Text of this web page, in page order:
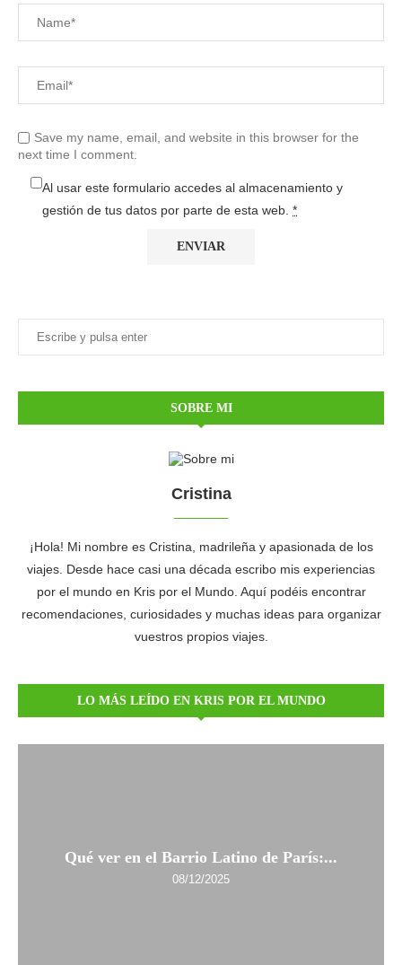
Save my name, email, and website in this browser for the
next time I comment.
Al usar este formulario accedes al almacenamiento y
gestión de tus datos por parte de esta web. *
SOBRE MI
Cristina
¡Hola! Mi nombre es Cristina, madrileña y apasionada de los
viajes. Desde hace casi una década escribo mis experiencias
por el mundo en Kris por el Mundo. Aquí podéis encontrar
recomendaciones, curiosidades y muchas ideas para organizar
vuestros propios viajes.
LO MÁS LEÍDO EN KRIS POR EL MUNDO
Qué ver en el Barrio Latino de París:...
08/12/2025